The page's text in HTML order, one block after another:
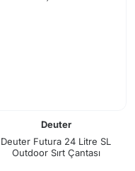
Deuter
Deuter Futura 24 Litre SL
Outdoor Sırt Çantası